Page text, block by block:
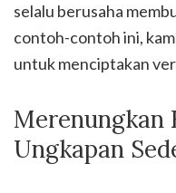
selalu berusaha
contoh-contoh ini,
untuk menciptakan
Merenungkan
Ungkapan